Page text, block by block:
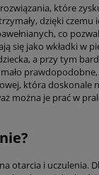
które
dzięki
co
się jako wkładki w
a przy tym
która doskonale
można je prać w
otarcia i uczulenia.